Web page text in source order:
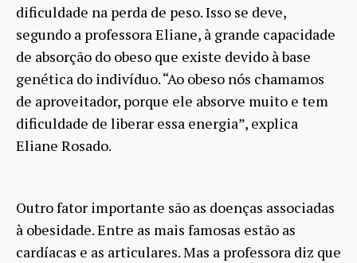
dificuldade na perda de peso. Isso se deve,
segundo a professora Eliane, à grande capacidade
de absorção do obeso que existe devido à base
genética do indivíduo. “Ao obeso nós chamamos
de aproveitador, porque ele absorve muito e tem
dificuldade de liberar essa energia”, explica
Eliane Rosado.
Outro fator importante são as doenças associadas
à obesidade. Entre as mais famosas estão as
cardíacas e as articulares. Mas a professora diz que